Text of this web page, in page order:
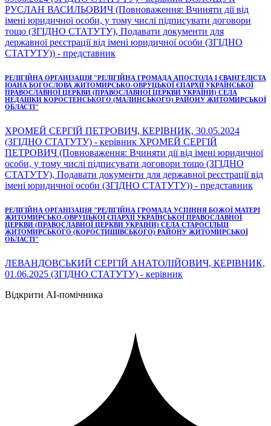
РУСЛАН ВАСИЛЬОВИЧ (Повноваження: Вчиняти дії від
імені юридичної особи, у тому числі підписувати договори
тощо (ЗГІДНО СТАТУТУ), Подавати документи для
державної реєстрації від імені юридичної особи (ЗГІДНО
СТАТУТУ)) - представник
РЕЛІГІЙНА ОРГАНІЗАЦІЯ "РЕЛІГІЙНА ГРОМАДА АПОСТОЛА І ЄВАНГЕЛІСТА
ІОАНА БОГОСЛОВА ЖИТОМИРСЬКО-ОВРУЦЬКОЇ ЄПАРХІЇ УКРАЇНСЬКОЇ
ПРАВОСЛАВНОЇ ЦЕРКВИ (ПРАВОСЛАВНОЇ ЦЕРКВИ УКРАЇНИ) СЕЛА
НЕДАШКИ КОРОСТЕНСЬКОГО (МАЛИНСЬКОГО) РАЙОНУ ЖИТОМИРСЬКОЇ
ОБЛАСТІ"
ХРОМЕЙ СЕРГІЙ ПЕТРОВИЧ, КЕРІВНИК, 30.05.2024
(ЗГІДНО СТАТУТУ) - керівник ХРОМЕЙ СЕРГІЙ
ПЕТРОВИЧ (Повноваження: Вчиняти дії від імені юридичної
особи, у тому числі підписувати договори тощо (ЗГІДНО
СТАТУТУ), Подавати документи для державної реєстрації від
імені юридичної особи (ЗГІДНО СТАТУТУ)) - представник
РЕЛІГІЙНА ОРГАНІЗАЦІЯ "РЕЛІГІЙНА ГРОМАДА УСПІННЯ БОЖОЇ МАТЕРІ
ЖИТОМИРСЬКО-ОВРУЦЬКОЇ ЄПАРХІЇ УКРАЇНСЬКОЇ ПРАВОСЛАВНОЇ
ЦЕРКВИ (ПРАВОСЛАВНОЇ ЦЕРКВИ УКРАІНИ) СЕЛА СТАРОСІЛЬЦІ
ЖИТОМИРСЬКОГО (КОРОСТИШІВСЬКОГО) РАЙОНУ ЖИТОМИРСЬКОЇ
ОБЛАСТІ"
ЛЕВАНДОВСЬКИЙ СЕРГІЙ АНАТОЛІЙОВИЧ, КЕРІВНИК,
01.06.2025 (ЗГІДНО СТАТУТУ) - керівник
Відкрити AI-помічника